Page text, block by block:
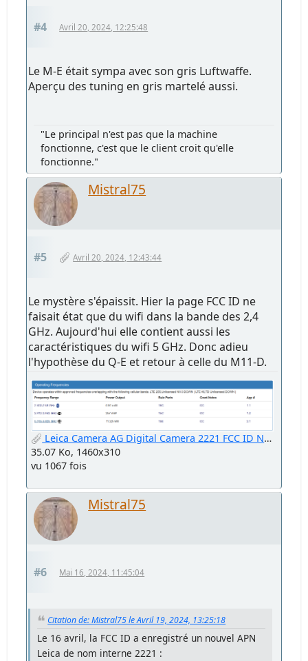
#4 Avril 20, 2024, 12:25:48
Le M-E était sympa avec son gris Luftwaffe.
Aperçu des tuning en gris martelé aussi.
"Le principal n'est pas que la machine
fonctionne, c'est que le client croit qu'elle
fonctionne."
Mistral75
#5 Avril 20, 2024, 12:43:44
Le mystère s'épaissit. Hier la page FCC ID ne
faisait état que du wifi dans la bande des 2,4
GHz. Aujourd'hui elle contient aussi les
caractéristiques du wifi 5 GHz. Donc adieu
l'hypothèse du Q-E et retour à celle du M11-D.
Leica Camera AG Digital Camera 2221 FCC ID N5A2221.png
35.07 Ko, 1460x310
vu 1067 fois
Mistral75
#6 Mai 16, 2024, 11:45:04
Citation de: Mistral75 le Avril 19, 2024, 13:25:18
Le 16 avril, la FCC ID a enregistré un nouvel APN
Leica de nom interne 2221 :